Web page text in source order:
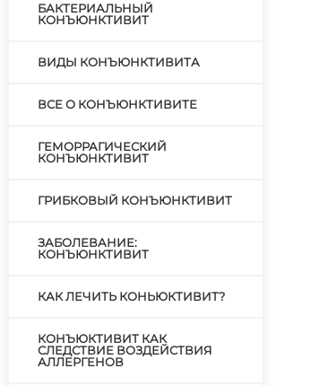
БАКТЕРИАЛЬНЫЙ
КОНЪЮНКТИВИТ
ВИДЫ КОНЪЮНКТИВИТА
ВСЕ О КОНЪЮНКТИВИТЕ
ГЕМОРРАГИЧЕСКИЙ
КОНЪЮНКТИВИТ
ГРИБКОВЫЙ КОНЪЮНКТИВИТ
ЗАБОЛЕВАНИЕ:
КОНЪЮНКТИВИТ
КАК ЛЕЧИТЬ КОНЬЮКТИВИТ?
КОНЪЮКТИВИТ КАК
СЛЕДСТВИЕ ВОЗДЕЙСТВИЯ
АЛЛЕРГЕНОВ